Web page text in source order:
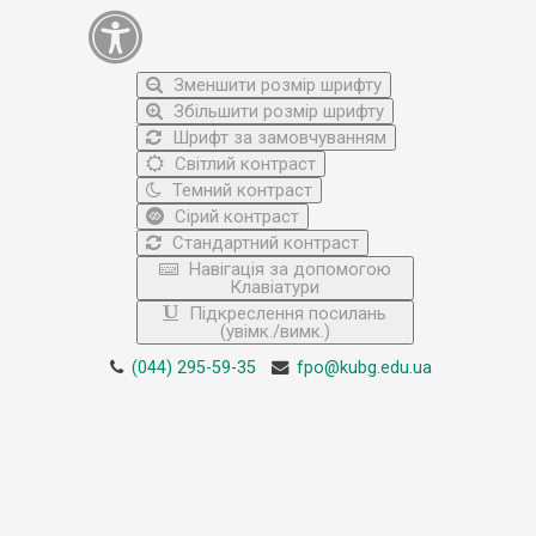
Зменшити розмір шрифту
Збільшити розмір шрифту
Шрифт за замовчуванням
Світлий контраст
Темний контраст
Сірий контраст
Стандартний контраст
Навігація за допомогою
Клавіатури
Підкреслення посилань
(увімк./вимк.)
(044) 295-59-35 fpo@kubg.edu.ua